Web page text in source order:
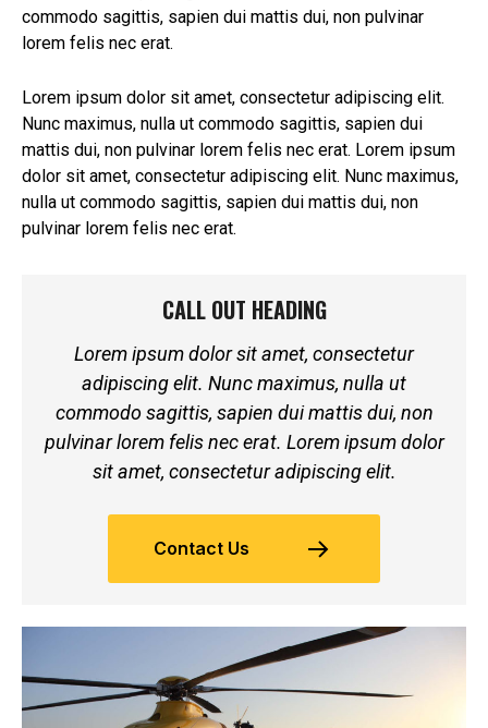
commodo sagittis, sapien dui mattis dui, non pulvinar
lorem felis nec erat.
Lorem ipsum dolor sit amet, consectetur adipiscing elit.
Nunc maximus, nulla ut commodo sagittis, sapien dui
mattis dui, non pulvinar lorem felis nec erat. Lorem ipsum
dolor sit amet, consectetur adipiscing elit. Nunc maximus,
nulla ut commodo sagittis, sapien dui mattis dui, non
pulvinar lorem felis nec erat.
CALL OUT HEADING
Lorem ipsum dolor sit amet, consectetur
adipiscing elit. Nunc maximus, nulla ut
commodo sagittis, sapien dui mattis dui, non
pulvinar lorem felis nec erat. Lorem ipsum dolor
sit amet, consectetur adipiscing elit.
Contact Us